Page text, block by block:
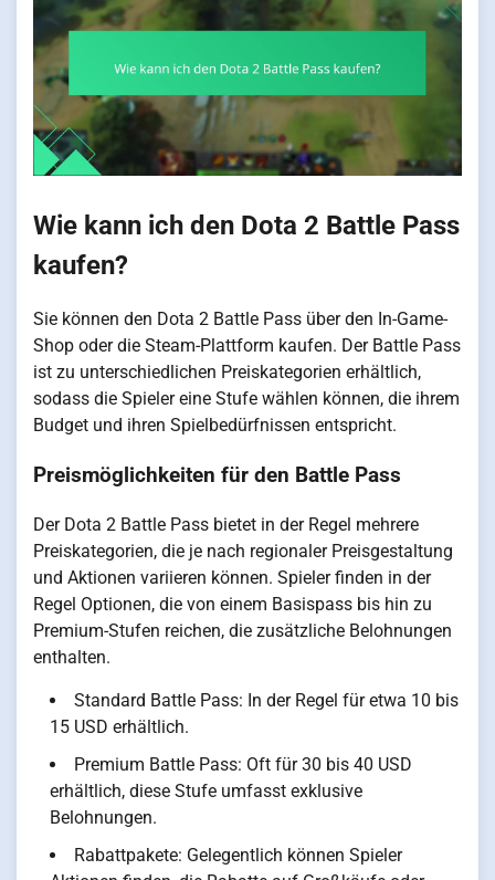
Wie kann ich den Dota 2 Battle Pass
kaufen?
Sie können den Dota 2 Battle Pass über den In-Game-
Shop oder die Steam-Plattform kaufen. Der Battle Pass
ist zu unterschiedlichen Preiskategorien erhältlich,
sodass die Spieler eine Stufe wählen können, die ihrem
Budget und ihren Spielbedürfnissen entspricht.
Preismöglichkeiten für den Battle Pass
Der Dota 2 Battle Pass bietet in der Regel mehrere
Preiskategorien, die je nach regionaler Preisgestaltung
und Aktionen variieren können. Spieler finden in der
Regel Optionen, die von einem Basispass bis hin zu
Premium-Stufen reichen, die zusätzliche Belohnungen
enthalten.
Standard Battle Pass: In der Regel für etwa 10 bis
15 USD erhältlich.
Premium Battle Pass: Oft für 30 bis 40 USD
erhältlich, diese Stufe umfasst exklusive
Belohnungen.
Rabattpakete: Gelegentlich können Spieler